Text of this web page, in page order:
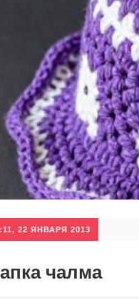
22 ЯНВАРЯ 2013
чалма